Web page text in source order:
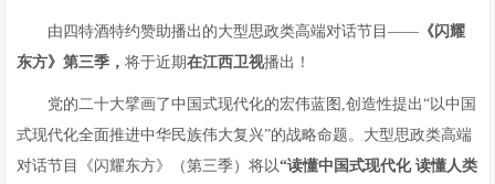
由四特酒特约赞助播出的大型思政类高端对话节目—— 《闪耀
东方》第三季，将于近期在江西卫视播出！
党的二十大擘画了中国式现代化的宏伟蓝图,创造性提出“以中国
式现代化全面推进中华民族伟大复兴”的战略命题。大型思政类高端
对话节目《闪耀东方》（第三季）将以“读懂中国式现代化 读懂人类